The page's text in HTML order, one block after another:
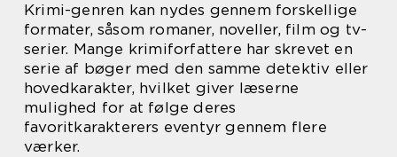
Krimi-genren kan nydes gennem forskellige
formater, såsom romaner, noveller, film og tv-
serier. Mange krimiforfattere har skrevet en
serie af bøger med den samme detektiv eller
hovedkarakter, hvilket giver læserne
mulighed for at følge deres
favoritkarakterers eventyr gennem flere
værker.